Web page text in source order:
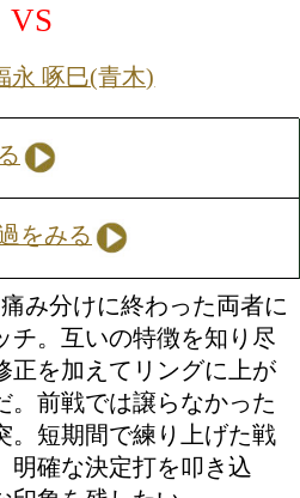
経過をみる
イ級新人王の布袋は
フルな連打が魅力の
日本新人王決定戦
上への一歩を踏み
フライ級新人王の
かけながらテンポ
リズム戦に持ち込み
による意地のぶつ
いになりそうだ。
ェルター級6回戦